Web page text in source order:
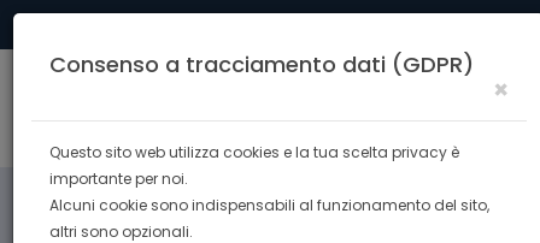
Consenso a tracciamento dati (GDPR)
×
Questo sito web utilizza cookies e la tua scelta privacy è
importante per noi.
Alcuni cookie sono indispensabili al funzionamento del sito,
altri sono opzionali.